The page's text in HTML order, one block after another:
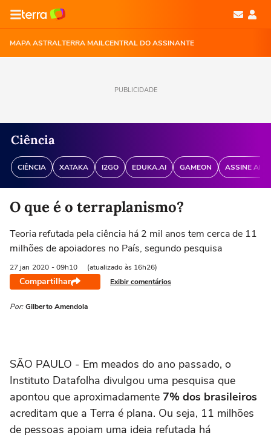
MAPA ASTRALTERRA MAILCENTRAL DO ASSINANTE
PUBLICIDADE
Ciência
CIÊNCIA XATAKA I2GO EDUKA.AI GAMEON ASSINE
O que é o terraplanismo?
Teoria refutada pela ciência há 2 mil anos tem cerca de 11
milhões de apoiadores no País, segundo pesquisa
27 jan 2020 - 09h10 (atualizado às 16h26)
Compartilhar Exibir comentários
Por: Gilberto Amendola
SÃO PAULO - Em meados do ano passado, o
Instituto Datafolha divulgou uma pesquisa que
apontou que aproximadamente 7% dos brasileiros
acreditam que a Terra é plana. Ou seja, 11 milhões
de pessoas apoiam uma ideia refutada há